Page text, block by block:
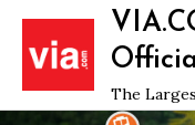
Skip
content
The